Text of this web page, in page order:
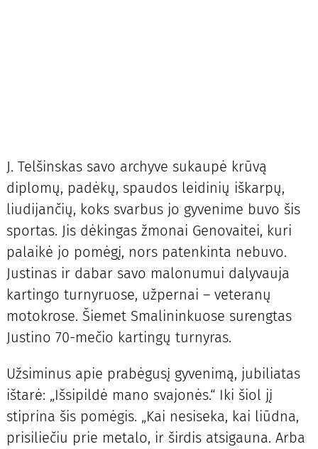
J. Telšinskas savo archyve sukaupė krūvą
diplomų, padėkų, spaudos leidinių iškarpų,
liudijančių, koks svarbus jo gyvenime buvo šis
sportas. Jis dėkingas žmonai Genovaitei, kuri
palaikė jo pomėgį, nors patenkinta nebuvo.
Justinas ir dabar savo malonumui dalyvauja
kartingo turnyruose, užpernai – veteranų
motokrose. Šiemet Smalininkuose surengtas
Justino 70-mečio kartingų turnyras.
Užsiminus apie prabėgusį gyvenimą, jubiliatas
ištarė: „Išsipildė mano svajonės.“ Iki šiol jį
stiprina šis pomėgis. „Kai nesiseka, kai liūdna,
prisiliečiu prie metalo, ir širdis atsigauna. Arba